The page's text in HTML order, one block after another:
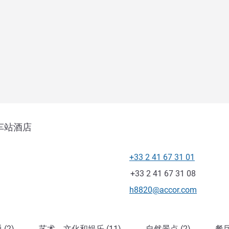
站酒店
电话
+33 2 41 67 31 01
传真
+33 2 41 67 31 08
联系电子邮件
h8820@accor.com